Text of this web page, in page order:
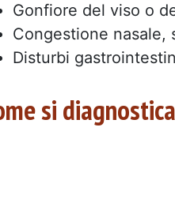
Gonfiore del viso o
Congestione
Disturbi
si